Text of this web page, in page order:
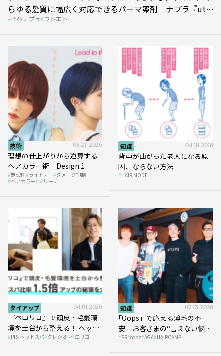
らゆる髪質に幅広く対応できるパーマ薬剤 ナプラ『ut-
et』
PR ナプラ ウトエト
技術 03.27.2026
理想の仕上がりから逆算する
ヘアカラー術｜Design.1
処理剤 ライトナー ダメージ抑制
ヘアカラー ブリーチ
知識 04.18.2018
背中が曲がった老人になる原
因、ならない方法
HAIR MODE
タイアップ 04.01.2026
『ペロリコ』で頭皮・毛髪環
境を土台から整える！ ヘッド
スパ比率1.5倍アップの秘策を
PR ヘッドスパ クレシオ ペロリコ
知識 07.13.2026
｢Oops」で応える薄毛の不
安 お客さまの“言えない悩
み”にどう向き合う？ ＃01
PR oops AGA HAIRCAMP